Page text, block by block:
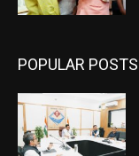
POPULAR POSTS